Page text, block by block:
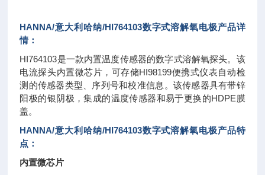
HANNA/意大利哈纳/HI764103数字式溶解氧电极产品详
情：
HI764103是一款内置温度传感器的数字式溶解氧探头。该
电流探头内置微芯片，可存储HI98199便携式仪表自动检
测的传感器类型、序列号和校准信息。该传感器具有带锌
阳极的银阴极，集成的温度传感器和易于更换的HDPE膜
盖。
HANNA/意大利哈纳/HI764103数字式溶解氧电极产品特
点：
内置微芯片